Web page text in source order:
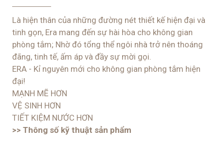
Là hiện thân của những đường nét thiết kế hiện đại và
tinh gọn, Era mang đến sự hài hòa cho không gian
phòng tắm; Nhờ đó tổng thể ngôi nhà trở nên thoáng
đãng, tinh tế, ấm áp và đầy sự mời gọi.
ERA - Kỉ nguyên mới cho không gian phòng tắm hiện
đại!
MẠNH MẼ HƠN
VỆ SINH HƠN
TIẾT KIỆM NƯỚC HƠN
>> Thông số kỹ thuật sản phẩm